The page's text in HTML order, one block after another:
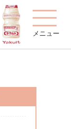
メニュー